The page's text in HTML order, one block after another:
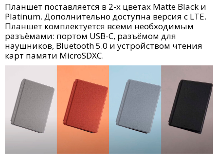
Планшет поставляется в 2-х цветах Matte Black и
Platinum. Дополнительно доступна версия с LTE.
Планшет комплектуется всеми необходимым
разъёмами: портом USB-C, разъёмом для
наушников, Bluetooth 5.0 и устройством чтения
карт памяти MicroSDXC.